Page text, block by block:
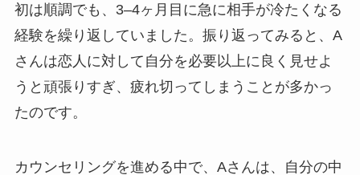
初は順調でも、3–4ヶ月目に急に相手が冷たくなる
経験を繰り返していました。振り返ってみると、A
さんは恋人に対して自分を必要以上に良く見せよ
うと頑張りすぎ、疲れ切ってしまうことが多かっ
たのです。
カウンセリングを進める中で、Aさんは、自分の中